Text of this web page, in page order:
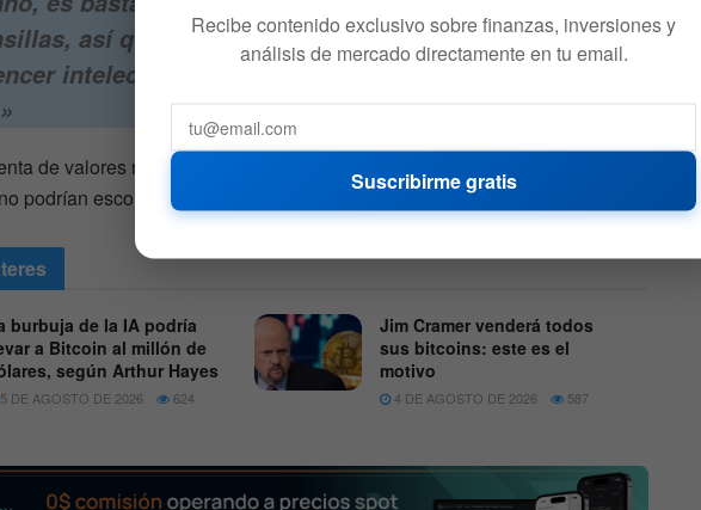
así que no sé cómo se puede llegar a
intelectualmente de que es otra cosa que un
de valores no registrados podría tener consecuencias legales, y que los
podrían esconderse detrás de su tecnología.
burbuja de la IA podría
a Bitcoin al millón de
según Arthur Hayes
DE AGOSTO DE 2026 624
Jim Cramer venderá todos
sus bitcoins: este es el
motivo
4 DE AGOSTO DE 2026 587
Recibe contenido exclusivo sobre finanzas, inversiones y
análisis de mercado directamente en tu email.
Suscribirme gratis